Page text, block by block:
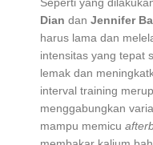
Dian dan Jennifer
harus lama dan
intensitas yang tepat
lemak dan
interval training
menggabungkan
mampu memicu